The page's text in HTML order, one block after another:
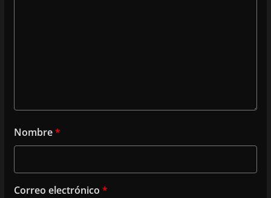
Nombre*
Correo electrónico *